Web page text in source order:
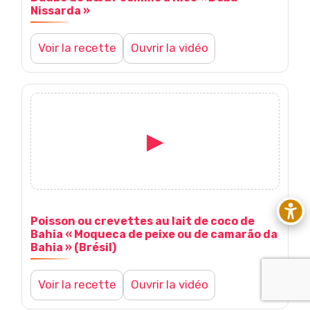
Nissarda »
Voir la recette Ouvrir la vidéo
o
i
r
▶
Poisson ou crevettes au lait de coco de
Bahia « Moqueca de peixe ou de camarão da
Bahia » (Brésil)
Voir la recette Ouvrir la vidéo